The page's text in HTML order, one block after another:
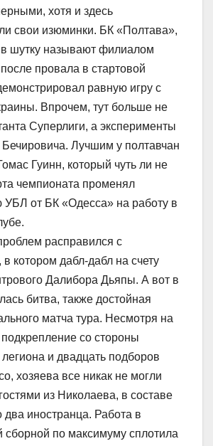
хотя и здесь
свои изюминки. БК «Полтава»,
в шутку называют филиалом
провала в стартовой
равную игру с
Впрочем, тут больше не
Суперлиги, а эксперименты
Бечировича. Лучшим у полтавчан
Гуинн, который чуть ли не
чемпионата променял
УБЛ от БК «Одесса» на работу в
расправился с
котором дабл-дабл на счету
Далибора Дьяпы. А вот в
битва, также достойная
матча тура. Несмотря на
со стороны
легиона и двадцать подборов
хозяева все никак не могли
из Николаева, в составе
два иностранца. Работа в
сборной по максимуму сплотила